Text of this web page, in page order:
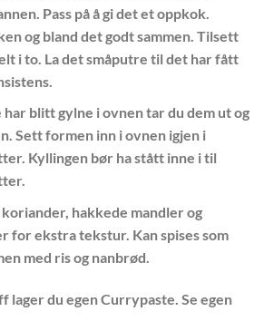
Pass på å gi det et oppkok.
og bland det godt sammen. Tilsett
i to. La det småputre til det har fått
blitt gylne i ovnen tar du dem ut og
Sett formen inn i ovnen igjen i
Kyllingen bør ha stått inne i til
hakkede mandler og
for ekstra tekstur. Kan spises som
med ris og nanbrød.
lager du egen Currypaste. Se egen